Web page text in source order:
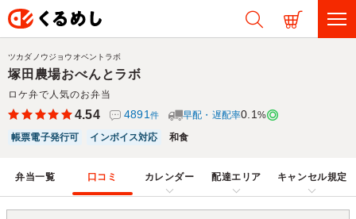
塚田農場おべんとラボ
ロケ弁で人気のお弁当
ツカダノウジョウオベントラボ
4.54 4891 件 早配・遅配率0.1 %
帳票電子発行可
インボイス対応 和食
弁当一覧 口コミ カレンダー 配達エリア キャンセル規定